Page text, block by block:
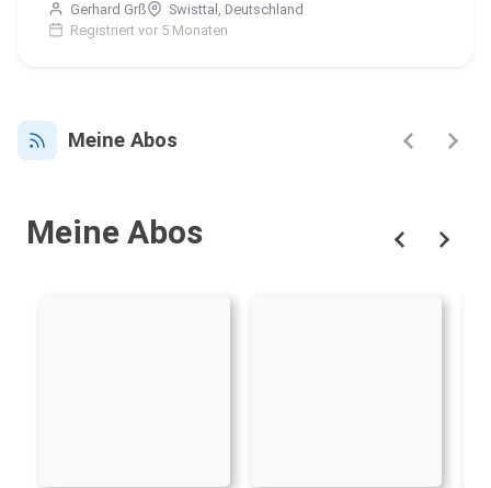
Gerhard Grß
Swisttal, Deutschland
Registriert vor 5 Monaten
Meine Abos
Meine Abos